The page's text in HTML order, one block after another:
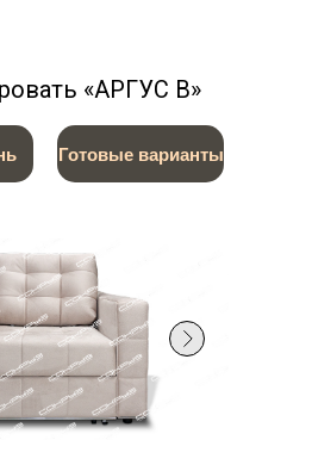
«АРГУС В»
Готовые варианты